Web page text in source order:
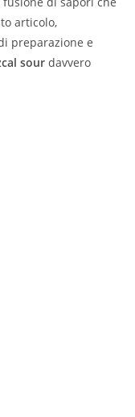
articolo,
preparazione e
sour davvero